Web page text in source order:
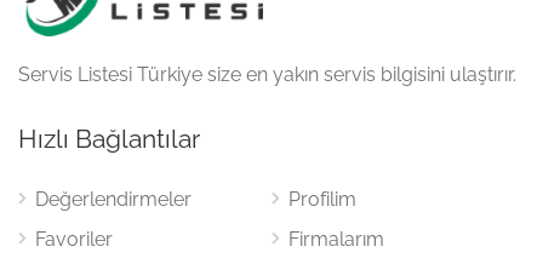
Servis Listesi Türkiye size en yakın servis bilgisini ulaştırır.
Hızlı Bağlantılar
Değerlendirmeler
Favoriler
Profilim
Firmalarım